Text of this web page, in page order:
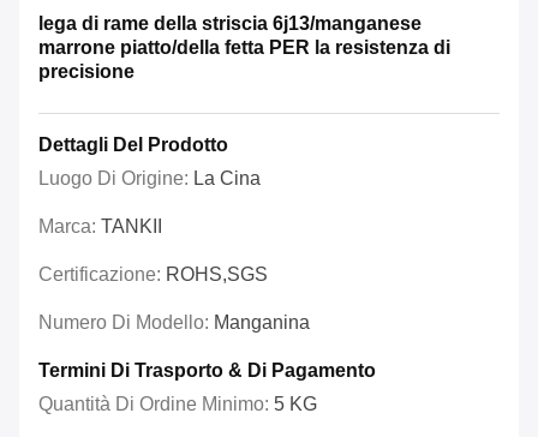
lega di rame della striscia 6j13/manganese
marrone piatto/della fetta PER la resistenza di
precisione
Dettagli Del Prodotto
Luogo Di Origine: La Cina
Marca: TANKII
Certificazione: ROHS,SGS
Numero Di Modello: Manganina
Termini Di Trasporto & Di Pagamento
Quantità Di Ordine Minimo: 5 KG